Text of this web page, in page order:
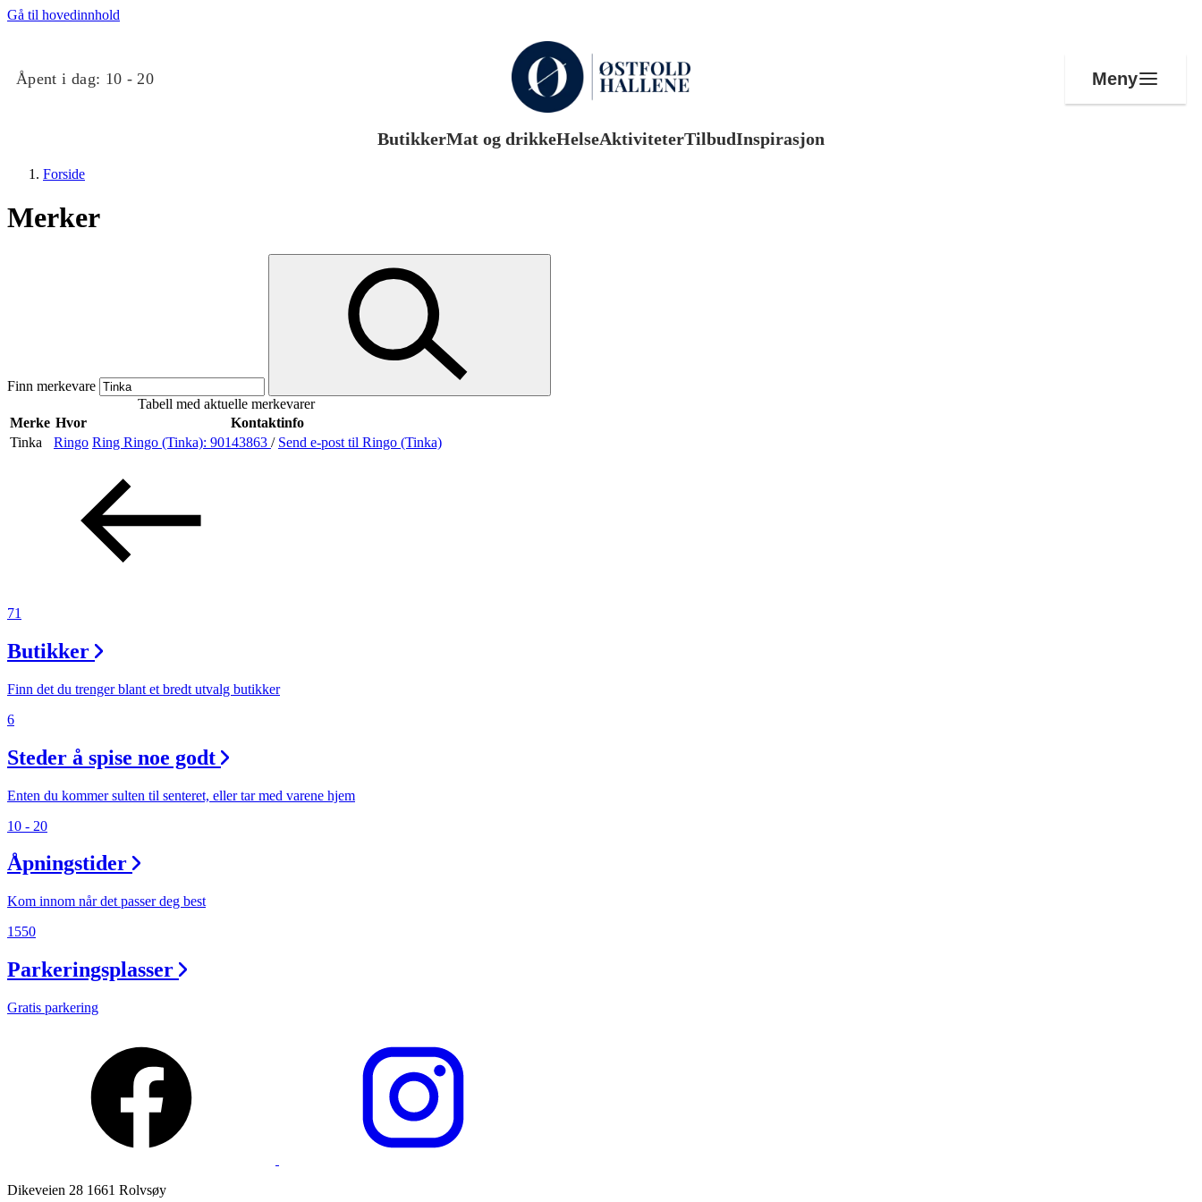
Gå til hovedinnhold
Åpent i dag: 10 - 20 Meny
ButikkerMat og drikkeHelseAktiviteterTilbudInspirasjon
Mat og drikke
Helse
Aktiviteter
Tilbud
Søk
Åpningstider
Praktisk informasjon
Magasin
Gavekort
Forside
Merker
Finn merkevare
Tabell med aktuelle merkevarer
Merke Hvor
Kontaktinfo
Tinka
Ringo Ring Ringo (Tinka): 90143863 / Send e-post til Ringo (Tinka)
71
Butikker
Finn det du trenger blant et bredt utvalg butikker
6
Steder å spise noe godt
Enten du kommer sulten til senteret, eller tar med varene hjem
10 - 20
Åpningstider
Kom innom når det passer deg best
1550
Parkeringsplasser
Gratis parkering
Dikeveien 28 1661 Rolvsøy